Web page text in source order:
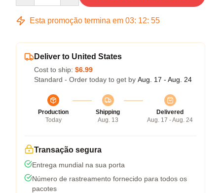
Esta promoção termina em 03: 12: 54
Deliver to United States
Cost to ship: $6.99
Standard - Order today to get by Aug. 17 - Aug. 24
Production
Today
Shipping
Aug. 13
Delivered
Aug. 17 - Aug. 24
Transação segura
Entrega mundial na sua porta
Número de rastreamento fornecido para todos os
pacotes